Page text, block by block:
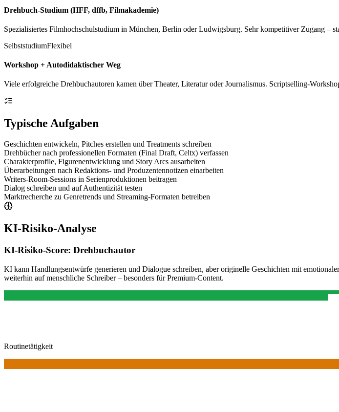
Drehbuch-Studium (HFF, dffb, Filmakademie)
Spezialisiertes Filmhochschulstudium in München, Berlin oder Ludwigsburg. Sehr kompetitiver Zugang –
SelbststudiumFlexibel
Workshop + Autodidaktischer Weg
Viele erfolgreiche Drehbuchautoren kamen über Theater, Literatur oder Journalismus. Scriptselling-
Typische Aufgaben
Geschichten entwickeln, Pitches erstellen und Treatments schreiben
Drehbücher nach professionellen Formaten (Final Draft, Celtx) verfassen
Charakterprofile, Figurenentwicklung und Story Arcs ausarbeiten
Überarbeitungen nach Redaktions- und Produzentennotizen einarbeiten
Writers-Room-Sessions in Serienproduktionen beitragen
Dialog schreiben und auf Authentizität testen
Marktrecherche zu Genretrends und Streaming-Formaten betreiben
KI-Risiko-Analyse
KI-Risiko-Score: Drehbuchautor
KI kann Handlungsentwürfe generieren und Dialogue schreiben, aber originelle Geschichten mit
weiterhin auf menschliche Schreiber – besonders für Premium-Content.
Routinetätigkeit